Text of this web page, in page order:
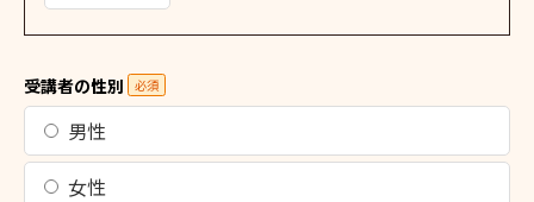
受講者の性別 必須
男性
女性